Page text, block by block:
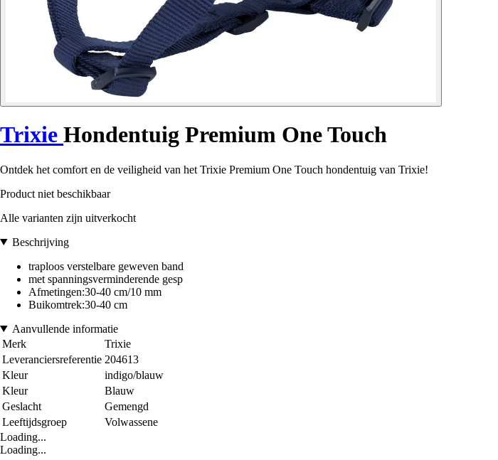
Trixie Hondentuig Premium One Touch
Ontdek het comfort en de veiligheid van het Trixie Premium One Touch hondentuig van Trixie!
Product niet beschikbaar
Alle varianten zijn uitverkocht
Beschrijving
traploos verstelbare geweven band
met spanningsverminderende gesp
Afmetingen:30-40 cm/10 mm
Buikomtrek:30-40 cm
Aanvullende informatie
Merk
Trixie
Leveranciersreferentie 204613
Kleur
indigo/blauw
Kleur
Blauw
Geslacht
Gemengd
Leeftijdsgroep
Volwassene
Loading...
Loading...